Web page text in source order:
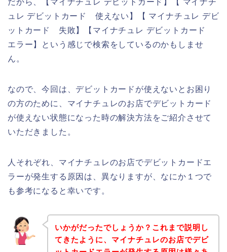
ュレ デビットカード 使えない】【 マイナチュレ デビ
ットカード 失敗】【マイナチュレ デビットカード
エラー】という感じで検索をしているのかもしませ
ん。
なので、今回は、デビットカードが使えないとお困り
の方のために、マイナチュレのお店でデビットカード
が使えない状態になった時の解決方法をご紹介させて
いただきました。
人それぞれ、マイナチュレのお店でデビットカードエ
ラーが発生する原因は、異なりますが、なにか１つで
も参考になると幸いです。
いかがだったでしょうか？これまで説明し
てきたように、マイナチュレのお店でデビ